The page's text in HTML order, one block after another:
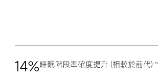
14%睡眠階段準確度提升 (相較於前代) 13